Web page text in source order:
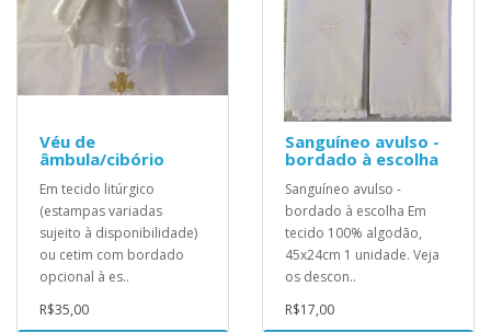
Véu de
âmbula/cibório
Em tecido litúrgico
(estampas variadas
sujeito à disponibilidade)
ou cetim com bordado
opcional à es..
R$35,00
Sanguíneo avulso -
bordado à escolha
Sanguíneo avulso -
bordado à escolha Em
tecido 100% algodão,
45x24cm 1 unidade. Veja
os descon..
R$17,00